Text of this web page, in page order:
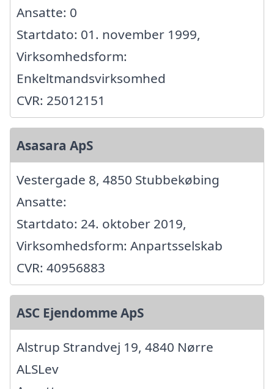
Ansatte: 0
Startdato: 01. november 1999,
Virksomhedsform:
Enkeltmandsvirksomhed
CVR: 25012151
Asasara ApS
Vestergade 8, 4850 Stubbekøbing
Ansatte:
Startdato: 24. oktober 2019,
Virksomhedsform: Anpartsselskab
CVR: 40956883
ASC Ejendomme ApS
Alstrup Strandvej 19, 4840 Nørre
ALSLev